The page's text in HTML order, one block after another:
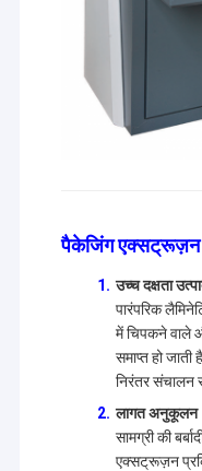
पैकेजिंग
उच्च दक्षता
पारंपरिक
में चिपकने वाले
समाप्त हो
निरंतर संचालन
लागत अनुकूलन
सामग्री की
एक्सट्रूज़न